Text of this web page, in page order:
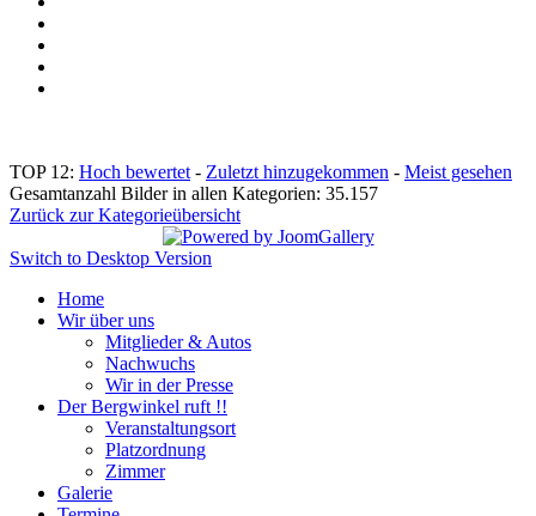
TOP 12: Hoch bewertet - Zuletzt hinzugekommen - Meist gesehen
Gesamtanzahl Bilder in allen Kategorien: 35.157
Zurück zur Kategorieübersicht
Switch to Desktop Version
Home
Wir über uns
Mitglieder & Autos
Nachwuchs
Wir in der Presse
Der Bergwinkel ruft !!
Veranstaltungsort
Platzordnung
Zimmer
Galerie